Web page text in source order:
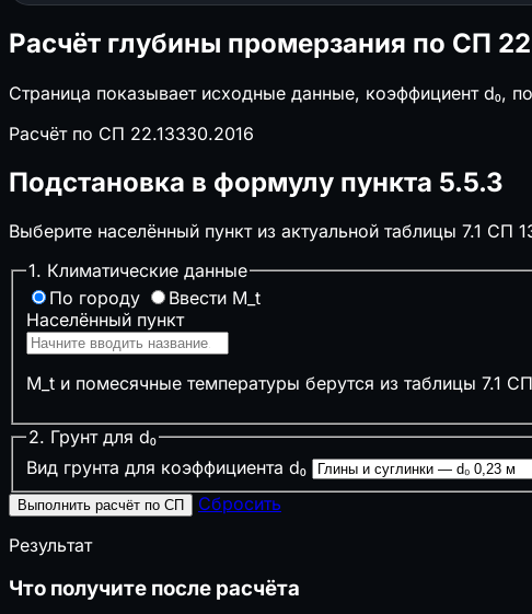
🧱Клей и затирка для плитки
📐ГКЛ и металлокаркас
⌖Свайный фундамент
↧Нагрузки на перекрытие
🚗Размер автонавеса
🪜
❄️Глубина промерзания
🏔️Несущая способность грунта
❄️Снеговая нагрузка на кровлю
Инженерные системы
▣Септик и выгребная яма
Сечение кабеля по мощности
⏚Сопротивление заземления (контур)
🔌Электрические нагрузки и трансформаторы
🔥Мощность котла отопления
Расход воздуха (вентиляция)
♨️Расчёт сауны
Расчёт глубины промерзания по СП
Страница показывает исходные данные, коэффициент d₀,
Расчёт по СП 22.13330.2016
Подстановка в формулу пункта 5.5.3
Выберите населённый пункт из актуальной таблицы 7.1 СП
1. Климатические данные
По городу
Ввести M_t
Населённый пункт
M_t и помесячные температуры берутся из таблицы 7.1
2. Грунт для d₀
Вид грунта для коэффициента d₀
Выполнить расчёт по СП
Сбросить
Результат
Что получите после расчёта